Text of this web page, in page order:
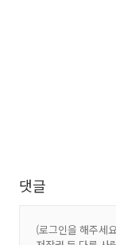
댓글